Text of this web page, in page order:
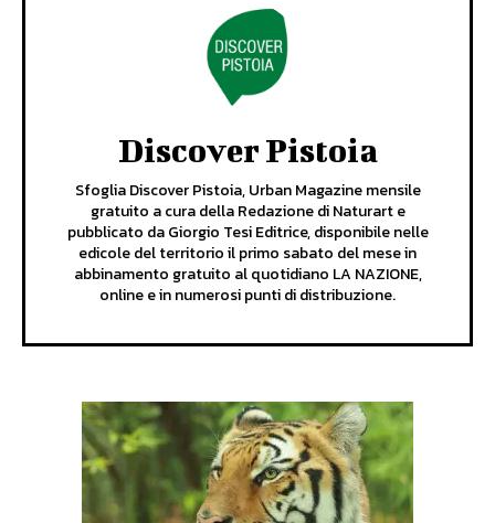
Discover Pistoia
Sfoglia Discover Pistoia, Urban Magazine mensile
gratuito a cura della Redazione di Naturart e
pubblicato da Giorgio Tesi Editrice, disponibile nelle
edicole del territorio il primo sabato del mese in
abbinamento gratuito al quotidiano LA NAZIONE,
online e in numerosi punti di distribuzione.